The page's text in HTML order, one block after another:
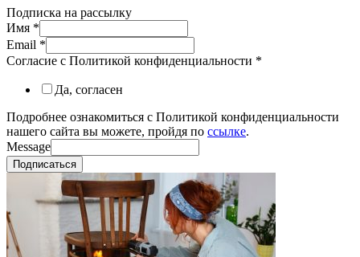
Подписка на рассылку
Имя *
Email *
Согласие с Политикой конфиденциальности *
Да, согласен
Подробнее ознакомиться с Политикой конфиденциальности
нашего сайта вы можете, пройдя по ссылке.
Message
Подписаться